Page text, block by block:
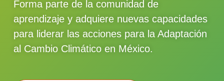
Forma parte de la comunidad de
aprendizaje y adquiere nuevas capacidades
para liderar las acciones para la Adaptación
al Cambio Climático en México.